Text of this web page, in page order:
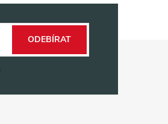
ODEBÍRAT